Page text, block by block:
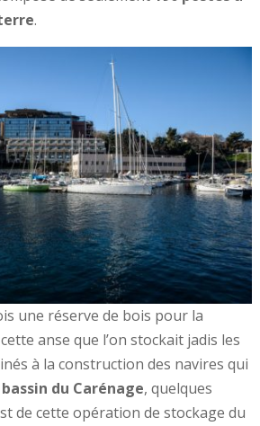
.
une réserve de bois pour la
anse que l’on stockait jadis les
à la construction des navires qui
bassin du Carénage, quelques
de cette opération de stockage du